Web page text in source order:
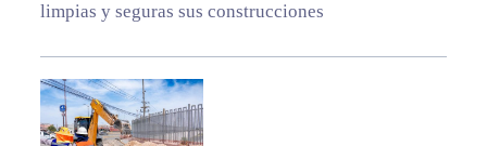
limpias y seguras sus construcciones